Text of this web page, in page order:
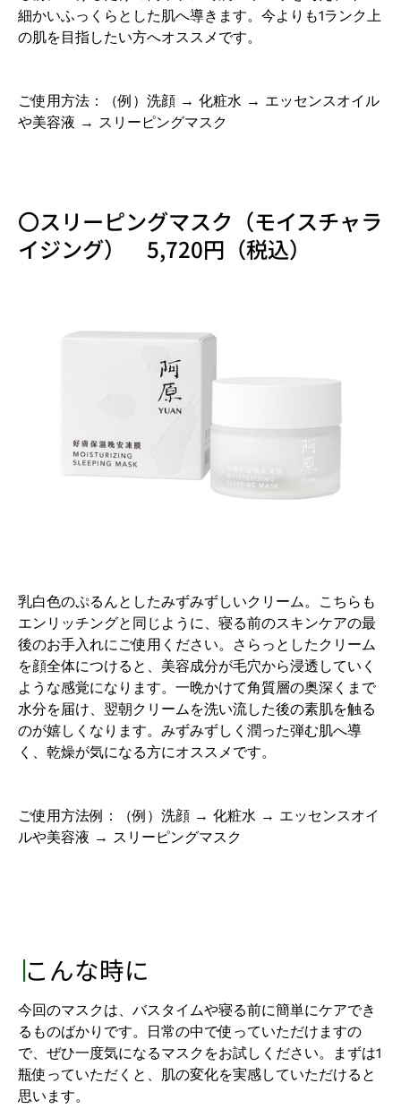
細かいふっくらとした肌へ導きます。今よりも1ランク上
の肌を目指したい方へオススメです。
ご使用方法：（例）洗顔 → 化粧水 → エッセンスオイル
や美容液 → スリーピングマスク
〇スリーピングマスク（モイスチャラ
イジング） 5,720円（税込）
乳白色のぷるんとしたみずみずしいクリーム。こちらも
エンリッチングと同じように、寝る前のスキンケアの最
後のお手入れにご使用ください。さらっとしたクリーム
を顔全体につけると、美容成分が毛穴から浸透していく
ような感覚になります。一晩かけて角質層の奥深くまで
水分を届け、翌朝クリームを洗い流した後の素肌を触る
のが嬉しくなります。みずみずしく潤った弾む肌へ導
く、乾燥が気になる方にオススメです。
ご使用方法例：（例）洗顔 → 化粧水 → エッセンスオイ
ルや美容液 → スリーピングマスク
∣こんな時に
今回のマスクは、バスタイムや寝る前に簡単にケアでき
るものばかりです。日常の中で使っていただけますの
で、ぜひ一度気になるマスクをお試しください。まずは1
瓶使っていただくと、肌の変化を実感していただけると
思います。